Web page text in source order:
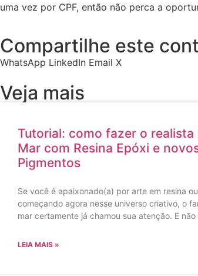
uma vez por CPF, então não perca a
Compartilhe este
WhatsApp LinkedIn Email X
Veja mais
Tutorial: como fazer o realista
Mar com Resina Epóxi e
Pigmentos
Se você é apaixonado(a) por arte em resina
começando agora nesse universo criativo, o
mar certamente já chamou sua atenção. E
LEIA MAIS »